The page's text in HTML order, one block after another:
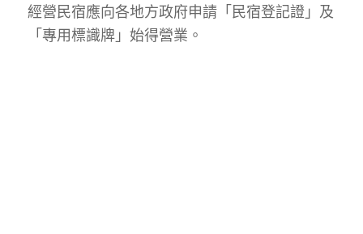
經營民宿應向各地方政府申請「民宿登記證」及
「專用標識牌」始得營業。